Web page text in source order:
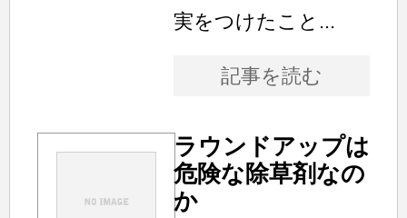
実をつけたこと...
記事を読む
ラウンドアップは
危険な除草剤なの
か